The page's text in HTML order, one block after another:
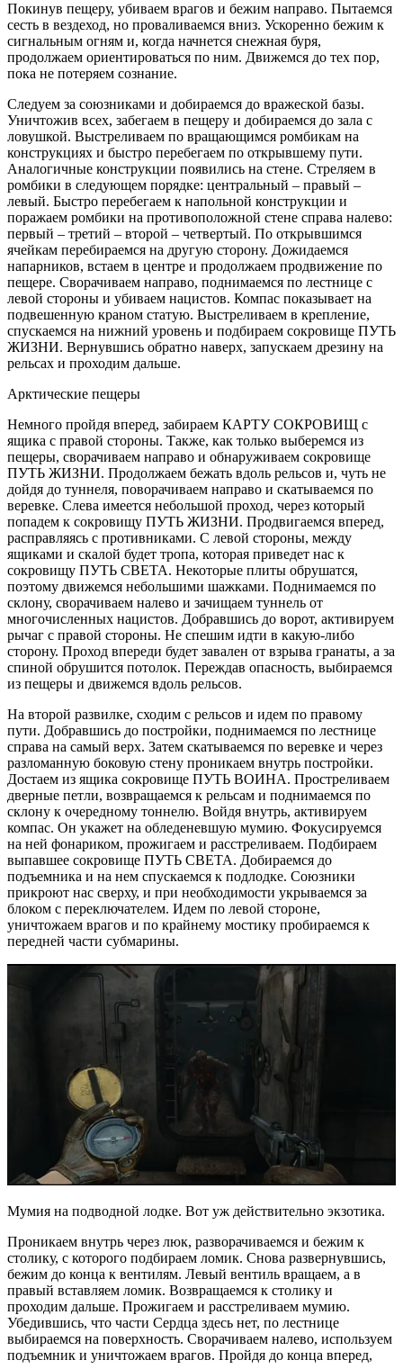
Покинув пещеру, убиваем врагов и бежим направо. Пытаемся
сесть в вездеход, но проваливаемся вниз. Ускоренно бежим к
сигнальным огням и, когда начнется снежная буря,
продолжаем ориентироваться по ним. Движемся до тех пор,
пока не потеряем сознание.
Следуем за союзниками и добираемся до вражеской базы.
Уничтожив всех, забегаем в пещеру и добираемся до зала с
ловушкой. Выстреливаем по вращающимся ромбикам на
конструкциях и быстро перебегаем по открывшему пути.
Аналогичные конструкции появились на стене. Стреляем в
ромбики в следующем порядке: центральный – правый –
левый. Быстро перебегаем к напольной конструкции и
поражаем ромбики на противоположной стене справа налево:
первый – третий – второй – четвертый. По открывшимся
ячейкам перебираемся на другую сторону. Дожидаемся
напарников, встаем в центре и продолжаем продвижение по
пещере. Сворачиваем направо, поднимаемся по лестнице c
левой стороны и убиваем нацистов. Компас показывает на
подвешенную краном статую. Выстреливаем в крепление,
спускаемся на нижний уровень и подбираем сокровище ПУТЬ
ЖИЗНИ. Вернувшись обратно наверх, запускаем дрезину на
рельсах и проходим дальше.
Арктические пещеры
Немного пройдя вперед, забираем КАРТУ СОКРОВИЩ с
ящика с правой стороны. Также, как только выберемся из
пещеры, сворачиваем направо и обнаруживаем сокровище
ПУТЬ ЖИЗНИ. Продолжаем бежать вдоль рельсов и, чуть не
дойдя до туннеля, поворачиваем направо и скатываемся по
веревке. Слева имеется небольшой проход, через который
попадем к сокровищу ПУТЬ ЖИЗНИ. Продвигаемся вперед,
расправляясь с противниками. С левой стороны, между
ящиками и скалой будет тропа, которая приведет нас к
сокровищу ПУТЬ СВЕТА. Некоторые плиты обрушатся,
поэтому движемся небольшими шажками. Поднимаемся по
склону, сворачиваем налево и зачищаем туннель от
многочисленных нацистов. Добравшись до ворот, активируем
рычаг с правой стороны. Не спешим идти в какую-либо
сторону. Проход впереди будет завален от взрыва гранаты, а за
спиной обрушится потолок. Переждав опасность, выбираемся
из пещеры и движемся вдоль рельсов.
На второй развилке, сходим с рельсов и идем по правому
пути. Добравшись до постройки, поднимаемся по лестнице
справа на самый верх. Затем скатываемся по веревке и через
разломанную боковую стену проникаем внутрь постройки.
Достаем из ящика сокровище ПУТЬ ВОИНА. Простреливаем
дверные петли, возвращаемся к рельсам и поднимаемся по
склону к очередному тоннелю. Войдя внутрь, активируем
компас. Он укажет на обледеневшую мумию. Фокусируемся
на ней фонариком, прожигаем и расстреливаем. Подбираем
выпавшее сокровище ПУТЬ СВЕТА. Добираемся до
подъемника и на нем спускаемся к подлодке. Союзники
прикроют нас сверху, и при необходимости укрываемся за
блоком с переключателем. Идем по левой стороне,
уничтожаем врагов и по крайнему мостику пробираемся к
передней части субмарины.
Мумия на подводной лодке. Вот уж действительно экзотика.
Проникаем внутрь через люк, разворачиваемся и бежим к
столику, с которого подбираем ломик. Снова развернувшись,
бежим до конца к вентилям. Левый вентиль вращаем, а в
правый вставляем ломик. Возвращаемся к столику и
проходим дальше. Прожигаем и расстреливаем мумию.
Убедившись, что части Сердца здесь нет, по лестнице
выбираемся на поверхность. Сворачиваем налево, используем
подъемник и уничтожаем врагов. Пройдя до конца вперед,